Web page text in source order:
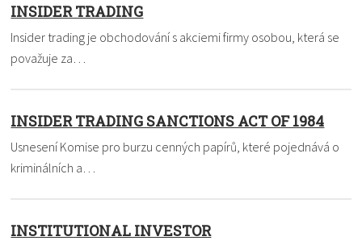
INSIDER TRADING
Insider trading je obchodování s akciemi firmy osobou, která se
považuje za…
INSIDER TRADING SANCTIONS ACT OF 1984
Usnesení Komise pro burzu cenných papírů, které pojednává o
kriminálních a…
INSTITUTIONAL INVESTOR